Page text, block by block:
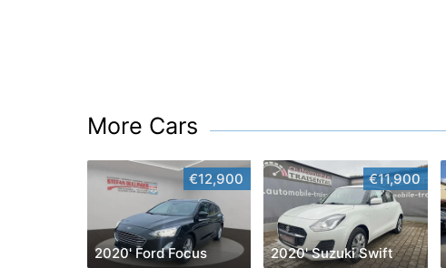
More Cars
€12,900
2020' Ford Focus
€11,900
2020' Suzuki Swift